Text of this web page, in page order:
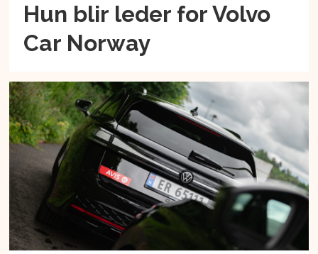
Hun blir leder for Volvo
Car Norway